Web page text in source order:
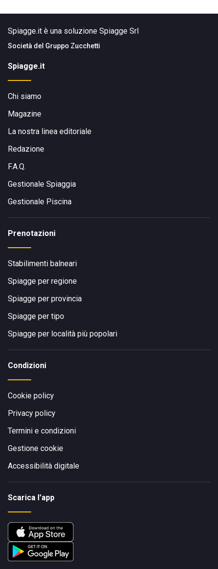
Spiagge.it è una soluzione Spiagge Srl
Società del Gruppo Zucchetti
Spiagge.it
Chi siamo
Magazine
La nostra linea editoriale
Redazione
F.A.Q.
Gestionale Spiaggia
Gestionale Piscina
Prenotazioni
Stabilimenti balneari
Spiagge per regione
Spiagge per provincia
Spiagge per tipo
Spiagge per località più popolari
Condizioni
Cookie policy
Privacy policy
Termini e condizioni
Gestione cookie
Accessibilità digitale
Scarica l'app